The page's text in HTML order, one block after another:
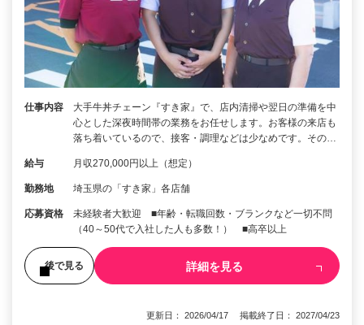
仕事内容
大手牛丼チェーン『すき家』で、店内清掃や翌日の準備を中
心とした深夜時間帯の業務をお任せします。お客様の来店も
落ち着いているので、接客・調理などは少なめです。その…
給与 月収270,000円以上（想定）
勤務地 埼玉県の「すき家」各店舗
応募資格
未経験者大歓迎 ■年齢・転職回数・ブランクなど一切不問
（40～50代で入社した人も多数！） ■高卒以上
後で見る 詳細を見る
更新日： 2026/04/17 掲載終了日： 2027/04/23